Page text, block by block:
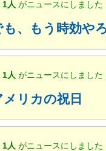
1人がニュースにしました
も、もう時効や
1人がニュースにしました
メリカの祝日
1人がニュースにしました